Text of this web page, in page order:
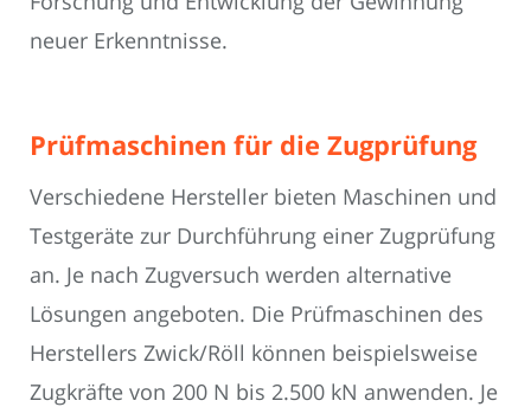
neuer Erkenntnisse.
Prüfmaschinen für die Zugprüfung
Verschiedene Hersteller bieten Maschinen und
Testgeräte zur Durchführung einer Zugprüfung
an. Je nach Zugversuch werden alternative
Lösungen angeboten. Die Prüfmaschinen des
Herstellers Zwick/Röll können beispielsweise
Zugkräfte von 200 N bis 2.500 kN anwenden. Je